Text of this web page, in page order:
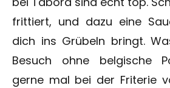
frittiert, und dazu eine
dich ins Grübeln bringt.
Besuch ohne belgische
gerne mal bei der Friterie